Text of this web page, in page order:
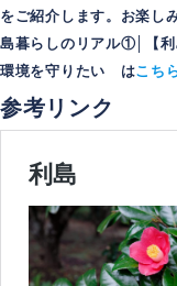
をご紹介します。お楽し
島暮らしのリアル①│【利
環境を守りたい はこち
参考リンク